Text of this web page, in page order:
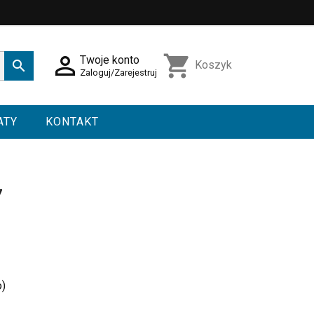
  Twoje konto
Zaloguj/Zarejestruj shopping_cart Koszyk
KONTAKT